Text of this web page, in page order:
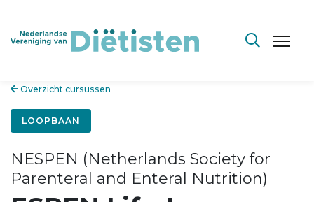
Overzicht cursussen
LOOPBAAN
NESPEN (Netherlands Society for
Parenteral and Enteral Nutrition)